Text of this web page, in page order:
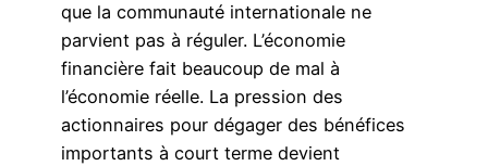
que la communauté internationale ne
parvient pas à réguler. L’économie
financière fait beaucoup de mal à
l’économie réelle. La pression des
actionnaires pour dégager des bénéfices
importants à court terme devient